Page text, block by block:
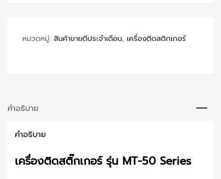
หมวดหมู่: สินค้าขายดีประจำเดือน, เครื่องติดสติกเกอร์
คำอธิบาย
คำอธิบาย
เครื่องติดสติ๊กเกอร์ รุ่น MT-50 Series